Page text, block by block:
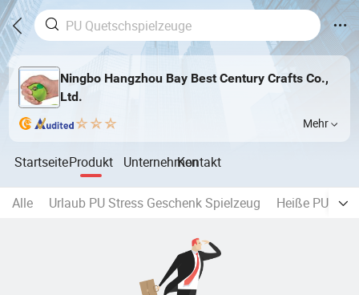
Ningbo Hangzhou Bay Best Century Crafts Co.,
Ltd.
Mehr
StartseiteProdukt UnternehmenKontakt
Alle Urlaub PU Stress Geschenk Spielzeug Heiße PU-